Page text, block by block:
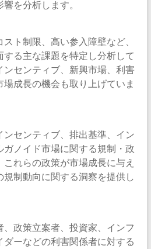
を分析します。
ト制限、高い参入障壁など、
る主な課題を特定し分析して
センティブ、新興市場、利害
成長の機会も取り上げていま
センティブ、排出基準、イン
ノイド市場に関する規制・政
れらの政策が市場成長に与え
規制動向に関する洞察を提供し
、政策立案者、投資家、インフ
ーなどの利害関係者に対する